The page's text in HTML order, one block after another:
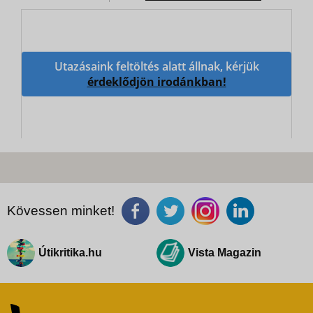
Utazásaink feltöltés alatt állnak, kérjük
érdeklődjön irodánkban!
Kövessen minket!
Útikritika.hu Vista Magazin